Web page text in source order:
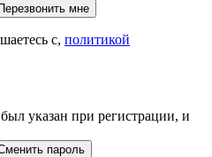
Перезвонить мне
с, политикой
указан при регистрации, и
пароль